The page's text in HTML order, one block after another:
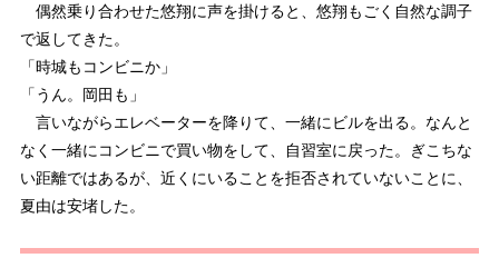
偶然乗り合わせた悠翔に声を掛けると、悠翔もごく自然な調子
で返してきた。
「時城もコンビニか」
「うん。岡田も」
言いながらエレベーターを降りて、一緒にビルを出る。なんと
なく一緒にコンビニで買い物をして、自習室に戻った。ぎこちな
い距離ではあるが、近くにいることを拒否されていないことに、
夏由は安堵した。